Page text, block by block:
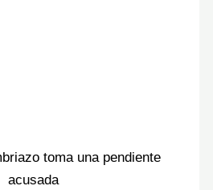
toma una pendiente
acusada